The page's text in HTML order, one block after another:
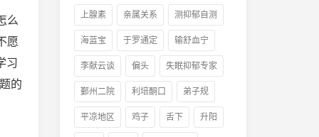
么
愿
习
的
上腺素 亲属关系 测抑郁自测
海蓝宝 于罗通定 输舒血宁
李献云谈 偏头 失眠抑郁专家
鄞州二院 利培酮口 弟子规
平凉地区 鸡子 舌下 升阳